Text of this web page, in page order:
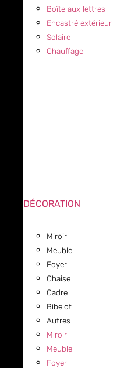
Boîte aux lettres
Encastré extérieur
Solaire
Chauffage
DÉCORATION
Miroir
Meuble
Foyer
Chaise
Cadre
Bibelot
Autres
Miroir
Meuble
Foyer